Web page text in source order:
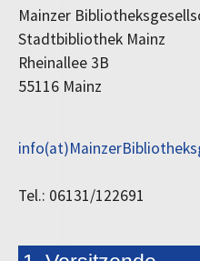
Mainzer
Stadtbibliothek Mainz
Rheinallee 3B
55116 Mainz
Tel.: 06131/122691